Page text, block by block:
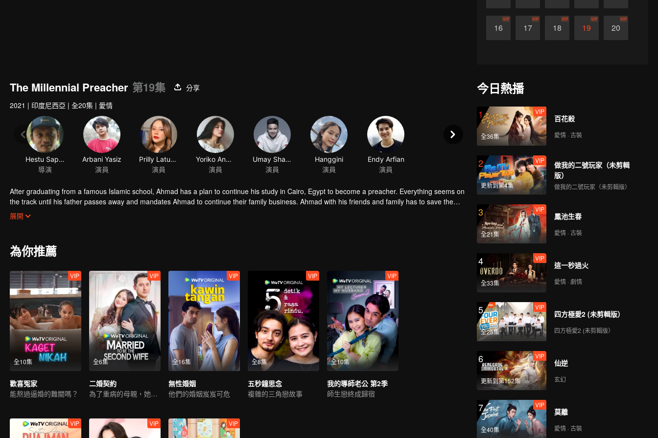
16
VIP
17
VIP
18
VIP
19
VIP
20
VIP
The Millennial Preacher 第19集
分享
2021 | 印度尼西亞 | 全20集 | 愛情
After graduating from a famous Islamic school, Ahmad has a plan to continue his study in Cairo, Egypt to become a preacher. Everything seems on
the track until his father passes away and mandates Ahmad to continue their family business. Ahmad with his friends and family has to save the
business from bankruptcy, face a complicated love triangle, and pursue his dream to become a millennial preacher that can inspire other people.
展開
為你推薦
全10集
VIP
歡喜冤家
能熬過逼婚的難關嗎？
全6集
VIP
二婚契約
為了重病的母親，她被迫成為別人的“二妻”
全16集
VIP
無性婚姻
他們的婚姻岌岌可危
全8集
VIP
五秒鐘思念
複雜的三角戀故事
全10集
VIP
我的導師老公 第2季
師生戀終成歸宿
VIP VIP VIP
今日熱播
1
全36集
VIP
百花殺
愛情 · 古裝
2
更新到第4集
VIP
做我的二號玩家（未剪輯
版）
做我的二號玩家（未剪輯版）
3
全21集
VIP
鳳池生春
愛情 · 古裝
4
全33集
VIP
這一秒過火
愛情 · 劇情
5
全25集
VIP
四方極愛2 (未剪輯版）
四方極愛2 (未剪輯版）
6
更新到第152集
VIP
仙逆
玄幻
7
全40集
VIP
莫離
愛情 · 古裝